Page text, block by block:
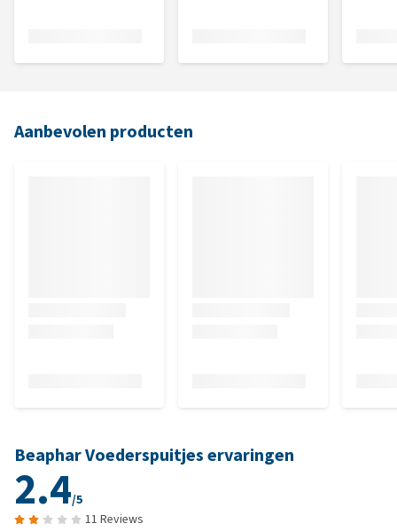
Aanbevolen producten
Beaphar Voederspuitjes ervaringen
2.4/5
11 Reviews